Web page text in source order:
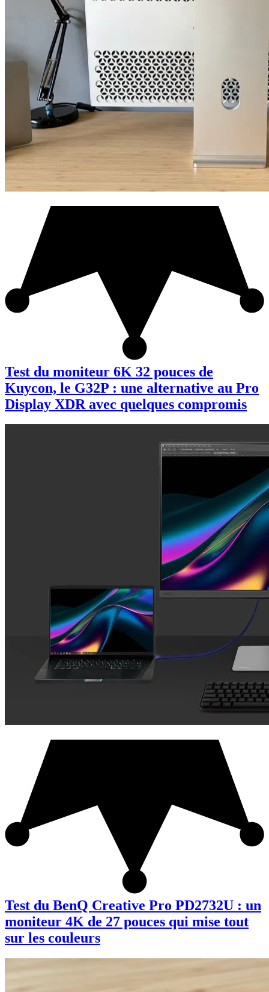
Test du moniteur 6K 32 pouces de
Kuycon, le G32P : une alternative au Pro
Display XDR avec quelques compromis
Test du BenQ Creative Pro PD2732U : un
moniteur 4K de 27 pouces qui mise tout
sur les couleurs